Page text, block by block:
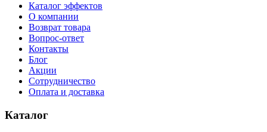
Каталог эффектов
О компании
Возврат товара
Вопрос-ответ
Контакты
Блог
Акции
Сотрудничество
Оплата и доставка
Каталог